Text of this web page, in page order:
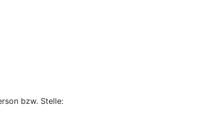
bzw. Stelle: